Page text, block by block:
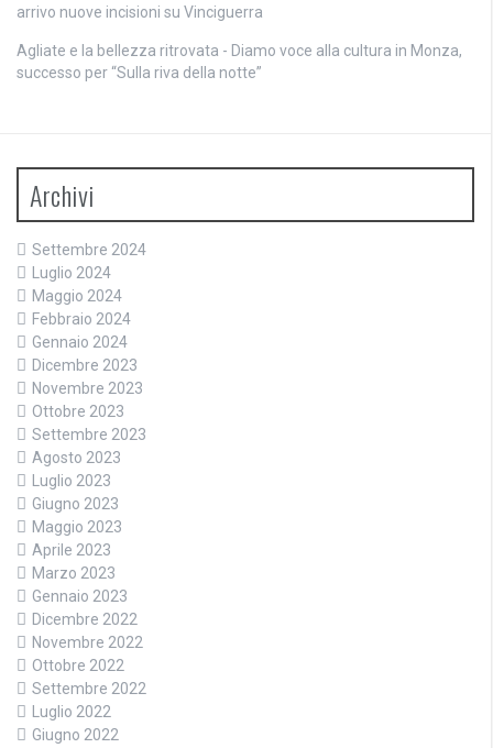
arrivo nuove incisioni su Vinciguerra
Agliate e la bellezza ritrovata - Diamo voce alla cultura in Monza,
successo per “Sulla riva della notte”
Archivi
Settembre 2024
Luglio 2024
Maggio 2024
Febbraio 2024
Gennaio 2024
Dicembre 2023
Novembre 2023
Ottobre 2023
Settembre 2023
Agosto 2023
Luglio 2023
Giugno 2023
Maggio 2023
Aprile 2023
Marzo 2023
Gennaio 2023
Dicembre 2022
Novembre 2022
Ottobre 2022
Settembre 2022
Luglio 2022
Giugno 2022